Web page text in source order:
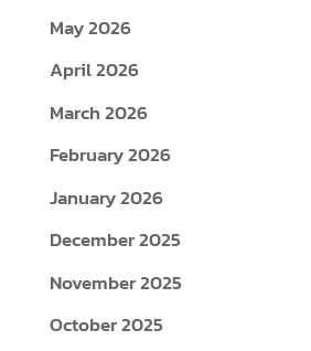
May 2026
April 2026
March 2026
February 2026
January 2026
December 2025
November 2025
October 2025